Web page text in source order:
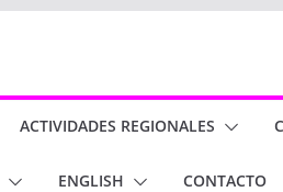
ACTIVIDADES REGIONALES
ENGLISH CONTACTO